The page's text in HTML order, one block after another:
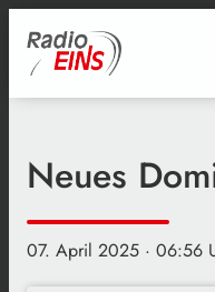
Neues
07. April 2025 · 06:56